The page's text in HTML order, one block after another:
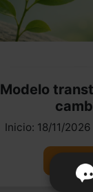
Modelo
Inicio: 18/11/
Ver